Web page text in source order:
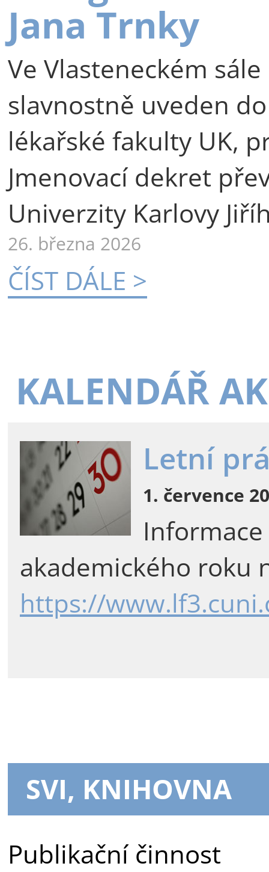
Jana Trnky
Ve Vlasteneckém
slavnostně uveden
lékařské fakulty UK,
Jmenovací dekret
Univerzity Karlovy
26. března 2026
ČÍST DÁLE >
KALENDÁŘ
Letní
1. července
akademického roku
https://
SVI, KNIHOVNA
Publikační činnost